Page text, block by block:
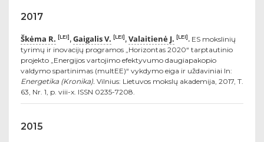
2017
Škėma R. [LEI], Gaigalis V. [LEI], Valaitienė J. [LEI]. ES mokslinių
tyrimų ir inovacijų programos „Horizontas 2020“ tarptautinio
projekto „Energijos vartojimo efektyvumo daugiapakopio
valdymo spartinimas (multEE)“ vykdymo eiga ir uždaviniai In:
Energetika (Kronika). Vilnius: Lietuvos mokslų akademija, 2017, T.
63, Nr. 1, p. viii-x. ISSN 0235-7208.
2015